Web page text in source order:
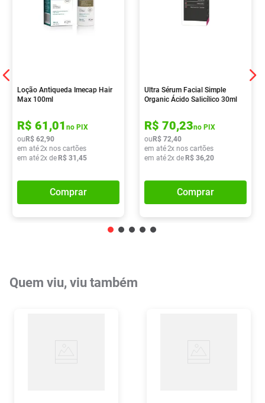
Loção Antiqueda Imecap Hair
Max 100ml
R$ 61,01 no PIX
ou R$ 62,90
em até2x nos cartões
em até2x de R$ 31 ,45
Comprar
Ultra Sérum Facial Simple
Organic Ácido Salicílico 30ml
R$ 70,23no PIX
ou R$ 72,40
em até2x nos cartões
em até2x de R$ 36,20
Comprar
Quem viu, viu também